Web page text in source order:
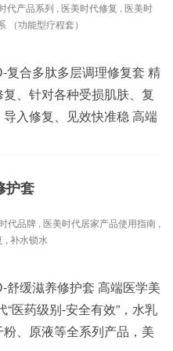
压、缓解炎症、放松疲劳
代产品系列 , 医美时代修复 , 医美时
（功能型疗程套）
复合多肽多层调理修复套 精
、针对各种受损肌肤、复
入修复、见效快准稳 高端
、祛斑、敏感、红血丝、
【产品规格】 复
护套
代品牌 , 医美时代居家产品使用指南 ,
, 补水锁水
舒缓滋养修护套 高端医学美
“医药级别-安全有效”，水乳
、原液等全系列产品，美